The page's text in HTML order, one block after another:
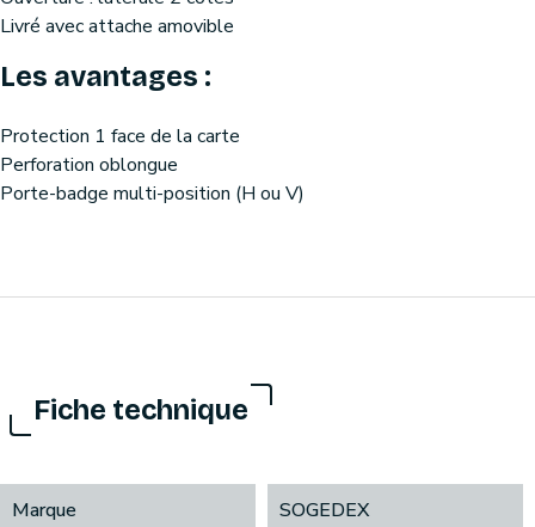
Livré avec attache amovible
Les avantages :
Protection 1 face de la carte
Perforation oblongue
Porte-badge multi-position (H ou V)
Fiche technique
Marque SOGEDEX